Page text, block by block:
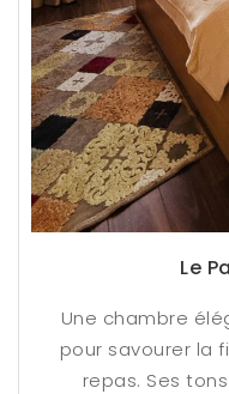
Le
Une chambre
pour savourer la
repas. Ses